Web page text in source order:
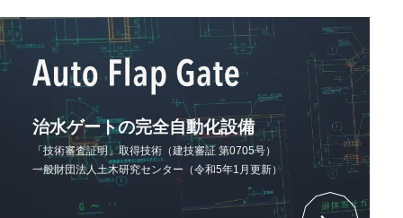
治水ゲートの完全自動化設備
「技術審査証明」取得技術（建技審証 第0705号）
一般財団法人土木研究センター（令和5年1月更新）